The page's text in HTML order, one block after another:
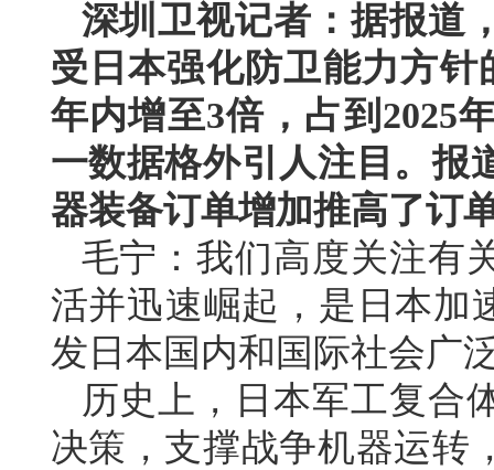
深圳卫视记者：据报道
受日本强化防卫能力方
年内增至3倍，占到2025
一数据格外引人注目。报
器装备订单增加推高了订
毛宁：我们高度关注有
活并迅速崛起，是日本加
发日本国内和国际社会广
历史上，日本军工复合
决策，支撑战争机器运转